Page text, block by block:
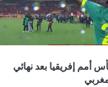
أمم إفريقيا بعد نهائي